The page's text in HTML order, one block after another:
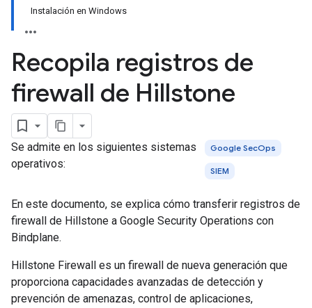
Instalación en Windows
Recopila registros de
firewall de Hillstone
Se admite en los siguientes sistemas
operativos:
Google SecOps
SIEM
En este documento, se explica cómo transferir registros de
firewall de Hillstone a Google Security Operations con
Bindplane.
Hillstone Firewall es un firewall de nueva generación que
proporciona capacidades avanzadas de detección y
prevención de amenazas, control de aplicaciones,